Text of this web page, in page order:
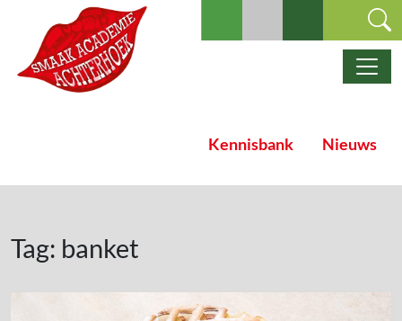
Ga naar de inhoud
Hoofdnavigatie
Kennisbank Nieuws
Tag: banket